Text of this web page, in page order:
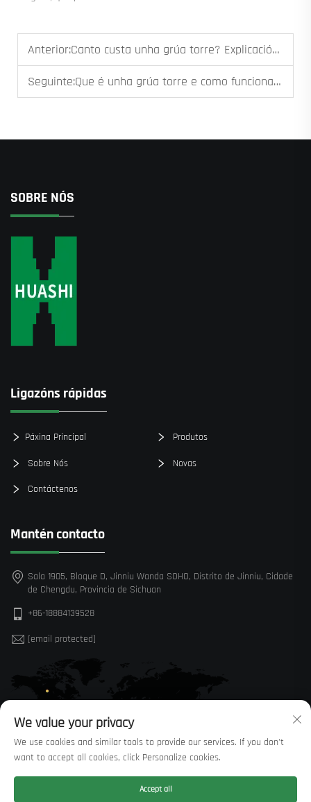
Anterior:Canto custa unha grúa torre? Explicación dos Factores de Prezo
Seguinte:Que é unha grúa torre e como funciona nos lugares de construción?
SOBRE NÓS
Ligazóns rápidas
Páxina Principal Produtos
Sobre Nós Novas
Contáctenos
Mantén contacto
Sala 1905, Bloque D, Jinniu Wanda SOHO, Distrito de Jinniu, Cidade
de Chengdu, Provincia de Sichuan
+86-18884139528
[email protected]
We value your privacy
We use cookies and similar tools to provide our services. If you don't
want to accept all cookies, click Personalize cookies.
Accept all